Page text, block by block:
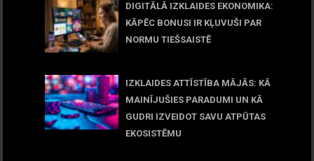
DIGITĀLĀ IZKLAIDES EKONOMIKA:
KĀPĒC BONUSI IR KĻUVUŠI PAR
NORMU TIEŠSAISTĒ
IZKLAIDES ATTĪSTĪBA MĀJĀS: KĀ
MAINĪJUŠIES PARADUMI UN KĀ
GUDRI IZVEIDOT SAVU ATPŪTAS
EKOSISTĒMU